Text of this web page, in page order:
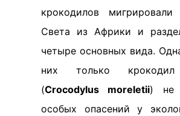
крокодилов
Света из Африки и
четыре основных вида.
них только
(Crocodylus moreletii) не
особых опасений у